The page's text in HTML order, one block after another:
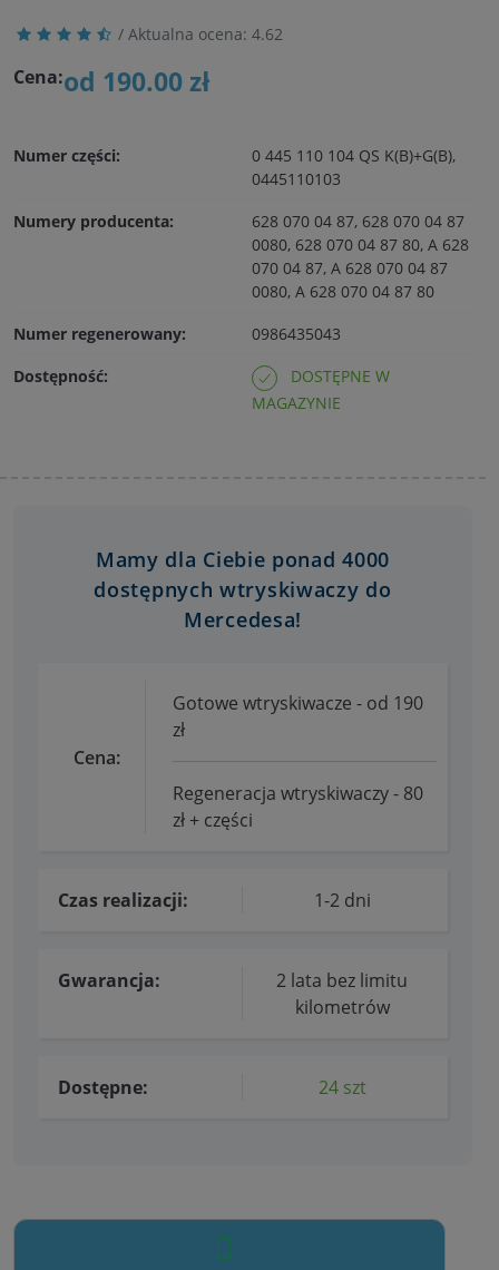
/ Aktualna ocena: 4.62
Cena:od 190.00 zł
Numer części:
0 445 110 104 QS K(B)+G(B),
0445110103
Numery producenta:
628 070 04 87, 628 070 04 87
0080, 628 070 04 87 80, A 628
070 04 87, A 628 070 04 87
0080, A 628 070 04 87 80
Numer regenerowany:
0986435043
Dostępność:
DOSTĘPNE W
MAGAZYNIE
Mamy dla Ciebie ponad 4000
dostępnych wtryskiwaczy do
Mercedesa!
Cena:
Gotowe wtryskiwacze - od 190
zł
Regeneracja wtryskiwaczy - 80
zł + części
Czas realizacji: 1-2 dni
Gwarancja:
2 lata bez limitu
kilometrów
Dostępne: 24 szt